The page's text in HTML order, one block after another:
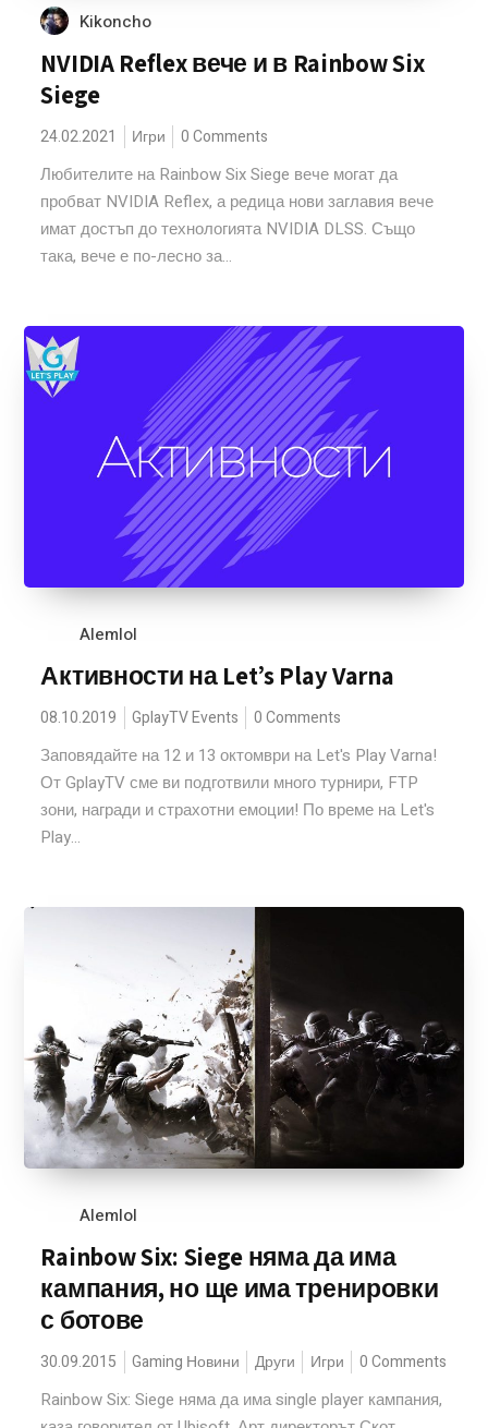
Kikoncho
NVIDIA Reflex вече и в Rainbow Six
Siege
24.02.2021 Игри 0 Comments
Любителите на Rainbow Six Siege вече могат да
пробват NVIDIA Reflex, а редица нови заглавия вече
имат достъп до технологията NVIDIA DLSS. Също
така, вече е по-лесно за...
Alemlol
Активности на Let’s Play Varna
08.10.2019 GplayTV Events 0 Comments
Заповядайте на 12 и 13 октомври на Let's Play Varna!
От GplayTV сме ви подготвили много турнири, FTP
зони, награди и страхотни емоции! По време на Let's
Play...
Alemlol
Rainbow Six: Siege няма да има
кампания, но ще има тренировки
с ботове
30.09.2015 Gaming Новини Други Игри 0 Comments
Rainbow Six: Siege няма да има single player кампания,